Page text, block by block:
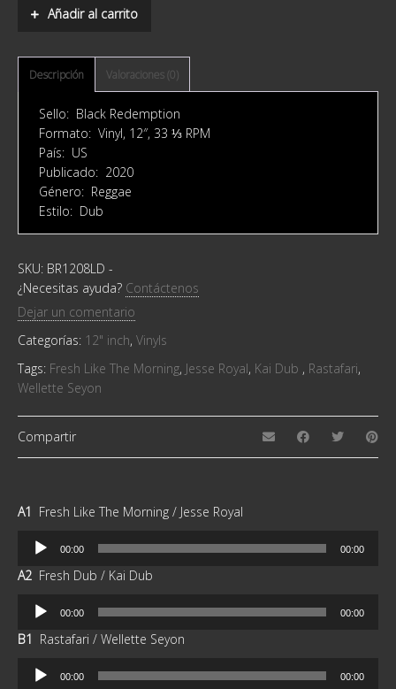
Añadir al carrito
Descripción Valoraciones (0)
Sello: Black Redemption ‎
Formato: Vinyl, 12″, 33 ⅓ RPM
País: US
Publicado: 2020
Género: Reggae
Estilo: Dub
SKU: BR1208LD -
¿Necesitas ayuda? Contáctenos
Dejar un comentario
Categorías: 12" inch, Vinyls
Tags: Fresh Like The Morning, Jesse Royal, Kai Dub ‎ , Rastafari,
Wellette Seyon ‎
Compartir
A1 Fresh Like The Morning / Jesse Royal
Reproductor
audio
00:00 00:00
A2 Fresh Dub / Kai Dub
Reproductor
audio
00:00 00:00
B1 Rastafari / Wellette Seyon
Reproductor
00:00 00:00